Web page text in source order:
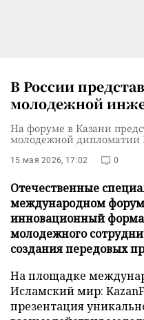
В России
молодежной
На форуме в Казани
молодежной дипломатии
15 мая 2026, 17:02 0
Отечественные
международном
инновационный
молодежного
создания передовых
На площадке
Исламский мир:
презентация